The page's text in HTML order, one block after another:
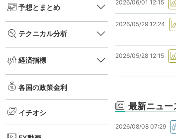
予想とまとめ
テクニカル分析
経済指標
各国の政策金利
イチオシ
2026/06/01 12:15
2026/05/29 12:24
2026/05/28 12:15
最新ニュー
2026/08/08 07:29